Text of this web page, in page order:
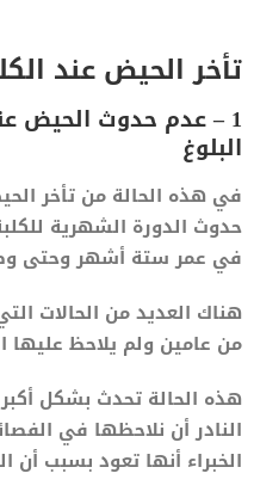
تأخر الحيض عند
1 – عدم حدوث الحيض
البلوغ
في هذه الحالة من تأخر
حدوث الدورة الشهرية
في عمر ستة أشهر وحتى
هناك العديد من الحالات
من عامين ولم يلاحظ عليها
هذه الحالة تحدث بشكل
النادر أن نلاحظها في
الخبراء أنها تعود بسبب أن